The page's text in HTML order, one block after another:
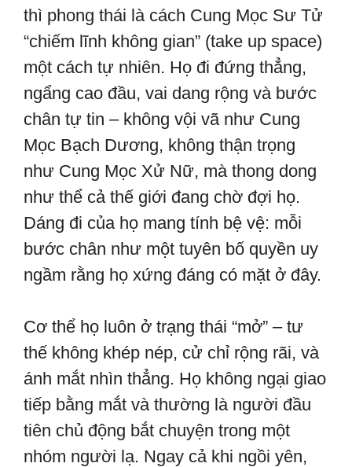
thì phong thái là cách Cung Mọc Sư Tử
“chiếm lĩnh không gian” (take up space)
một cách tự nhiên. Họ đi đứng thẳng,
ngẩng cao đầu, vai dang rộng và bước
chân tự tin – không vội vã như Cung
Mọc Bạch Dương, không thận trọng
như Cung Mọc Xử Nữ, mà thong dong
như thể cả thế giới đang chờ đợi họ.
Dáng đi của họ mang tính bệ vệ: mỗi
bước chân như một tuyên bố quyền uy
ngầm rằng họ xứng đáng có mặt ở đây.
Cơ thể họ luôn ở trạng thái “mở” – tư
thế không khép nép, cử chỉ rộng rãi, và
ánh mắt nhìn thẳng. Họ không ngại giao
tiếp bằng mắt và thường là người đầu
tiên chủ động bắt chuyện trong một
nhóm người lạ. Ngay cả khi ngồi yên,